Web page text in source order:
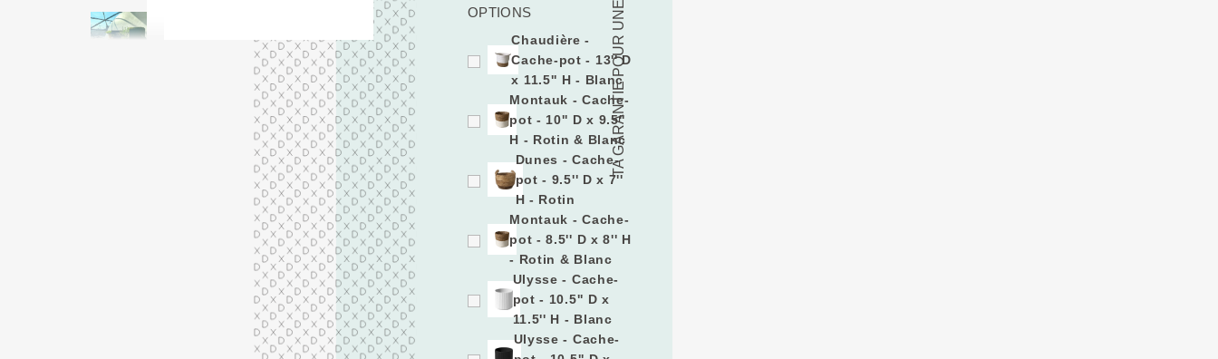
TA GARANTIE POUR UNE
OPTIONS
Chaudière -
Cache-pot - 13'' D
x 11.5'' H - Blanc
Montauk - Cache-
pot - 10'' D x 9.5''
H - Rotin & Blanc
Dunes - Cache-
pot - 9.5'' D x 7''
H - Rotin
Montauk - Cache-
pot - 8.5'' D x 8'' H
- Rotin & Blanc
Ulysse - Cache-
pot - 10.5'' D x
11.5'' H - Blanc
Ulysse - Cache-